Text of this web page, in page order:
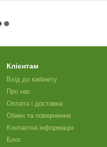
Клієнтам
Вхід до кабінету
Про нас
Оплата і доставка
Обмін та повернення
Контактна інформація
Блог